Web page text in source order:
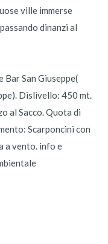
ville immerse
dinanzi al
San Giuseppe(
Dislivello: 450 mt.
al Sacco. Quota di
Scarponcini con
a vento. info e